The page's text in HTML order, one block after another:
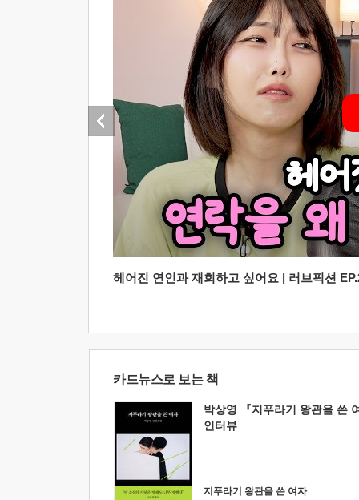
헤어진 연인과 재회하고 싶어요 | 러브픽션
카드뉴스로 보는 책
박상영 『지푸라기 왕관을 쓴
인터뷰
지푸라기 왕관을 쓴 여자